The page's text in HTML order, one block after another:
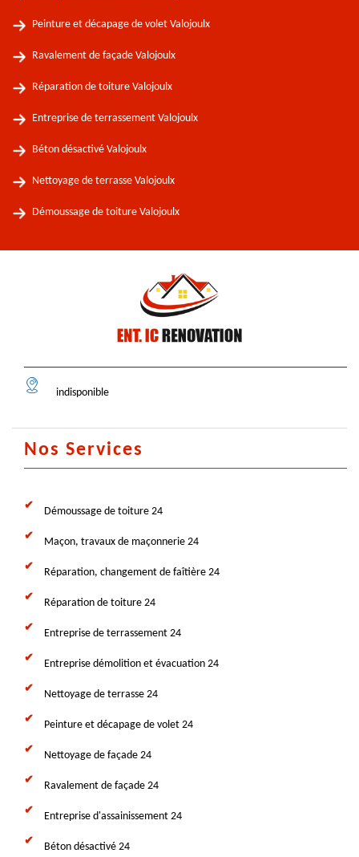
Peinture et décapage de volet Valojoulx
Ravalement de façade Valojoulx
Réparation de toiture Valojoulx
Entreprise de terrassement Valojoulx
Béton désactivé Valojoulx
Nettoyage de terrasse Valojoulx
Démoussage de toiture Valojoulx
indisponible
Nos Services
Démoussage de toiture 24
Maçon, travaux de maçonnerie 24
Réparation, changement de faîtière 24
Réparation de toiture 24
Entreprise de terrassement 24
Entreprise démolition et évacuation 24
Nettoyage de terrasse 24
Peinture et décapage de volet 24
Nettoyage de façade 24
Ravalement de façade 24
Entreprise d'assainissement 24
Béton désactivé 24